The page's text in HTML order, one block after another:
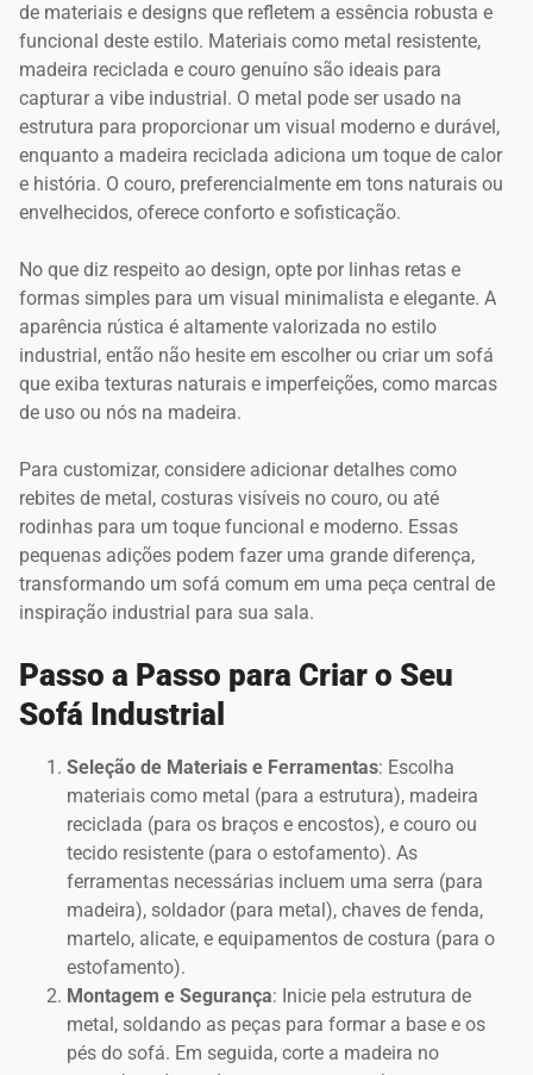
de materiais e designs que refletem a essência robusta e
funcional deste estilo. Materiais como metal resistente,
madeira reciclada e couro genuíno são ideais para
capturar a vibe industrial. O metal pode ser usado na
estrutura para proporcionar um visual moderno e durável,
enquanto a madeira reciclada adiciona um toque de calor
e história. O couro, preferencialmente em tons naturais ou
envelhecidos, oferece conforto e sofisticação.
No que diz respeito ao design, opte por linhas retas e
formas simples para um visual minimalista e elegante. A
aparência rústica é altamente valorizada no estilo
industrial, então não hesite em escolher ou criar um sofá
que exiba texturas naturais e imperfeições, como marcas
de uso ou nós na madeira.
Para customizar, considere adicionar detalhes como
rebites de metal, costuras visíveis no couro, ou até
rodinhas para um toque funcional e moderno. Essas
pequenas adições podem fazer uma grande diferença,
transformando um sofá comum em uma peça central de
inspiração industrial para sua sala.
Passo a Passo para Criar o Seu
Sofá Industrial
Seleção de Materiais e Ferramentas: Escolha
materiais como metal (para a estrutura), madeira
reciclada (para os braços e encostos), e couro ou
tecido resistente (para o estofamento). As
ferramentas necessárias incluem uma serra (para
madeira), soldador (para metal), chaves de fenda,
martelo, alicate, e equipamentos de costura (para o
estofamento).
Montagem e Segurança: Inicie pela estrutura de
metal, soldando as peças para formar a base e os
pés do sofá. Em seguida, corte a madeira no